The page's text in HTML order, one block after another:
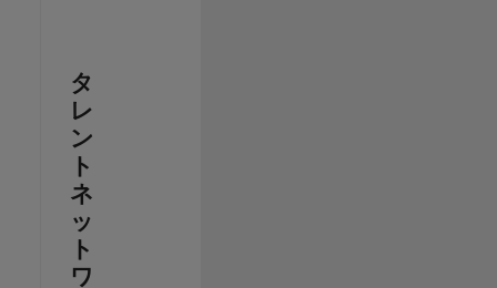
タ
レ
ン
ト
ネ
ッ
ト
ワ